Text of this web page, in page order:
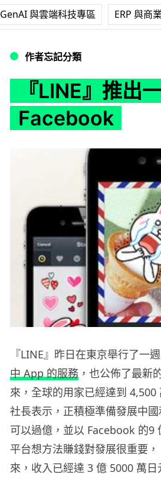
GenAI 與雲端科技專區 ERP 與商
作者忘記分類
『LINE』推出
Facebook
『LINE』昨日在東京舉行了一
中 App 的服務 ，也公佈了最新
來，全球的用家已經達到 4,500
社長表示，正積極準備發展中
可以過億，並以 Facebook 的9
平台想方法賺錢對發展很重要
來，收入已經達 3 億 5000 萬